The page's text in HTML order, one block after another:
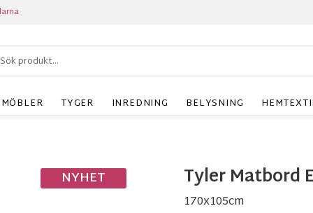
MÖBLER TYGER INREDNING BELYSNING
Tyler Matbord
170x105cm
NYHET